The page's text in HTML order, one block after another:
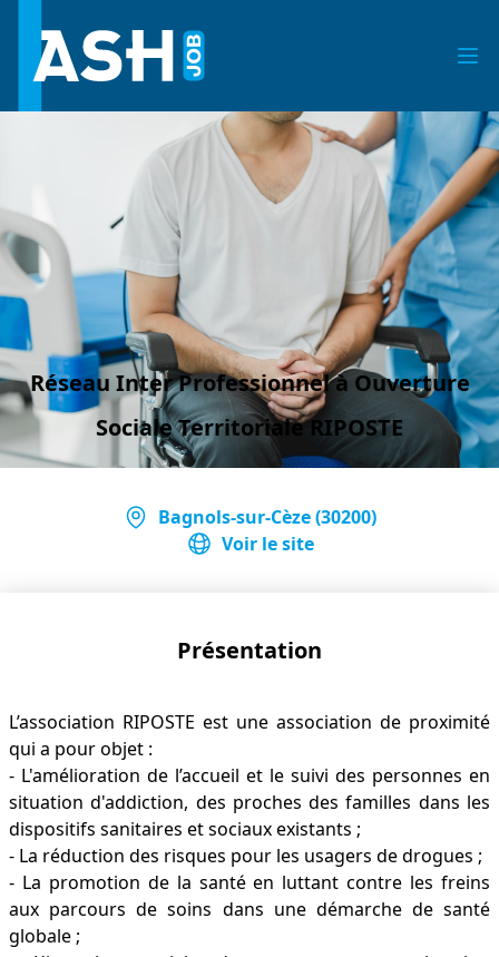
Réseau Inter Professionnel à Ouverture
Sociale Territoriale RIPOSTE
Bagnols-sur-Cèze (30200)
Voir le site
Présentation
L’association RIPOSTE est une association de proximité
qui a pour objet :
- L'amélioration de l’accueil et le suivi des personnes en
situation d'addiction, des proches des familles dans les
dispositifs sanitaires et sociaux existants ;
- La réduction des risques pour les usagers de drogues ;
- La promotion de la santé en luttant contre les freins
aux parcours de soins dans une démarche de santé
globale ;